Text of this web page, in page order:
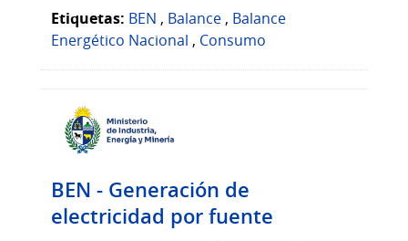
Etiquetas: BEN , Balance , Balance
Energético Nacional , Consumo
BEN - Generación de
electricidad por fuente